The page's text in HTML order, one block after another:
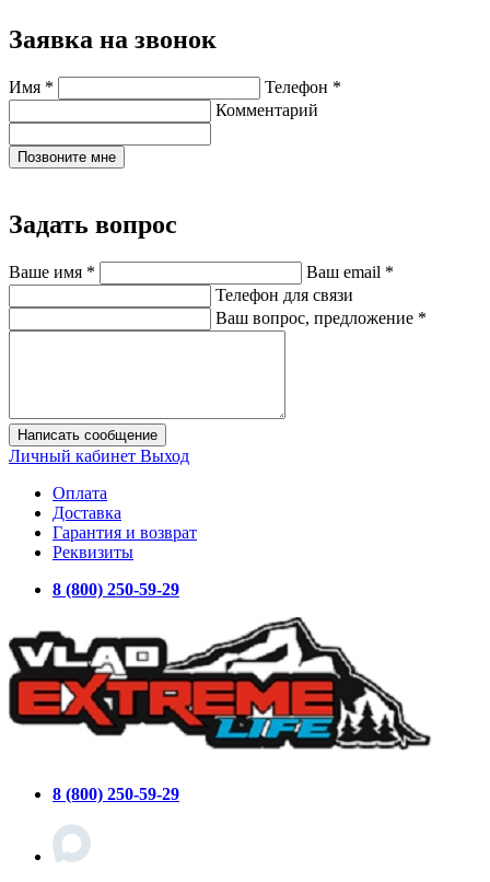
Заявка на звонок
Имя * Телефон *
Комментарий
Позвоните мне
Задать вопрос
Ваше имя * Ваш email *
Телефон для связи
Ваш вопрос, предложение *
Написать сообщение
Личный кабинет Выход
Оплата
Доставка
Гарантия и возврат
Реквизиты
8 (800) 250-59-29
8 (800) 250-59-29